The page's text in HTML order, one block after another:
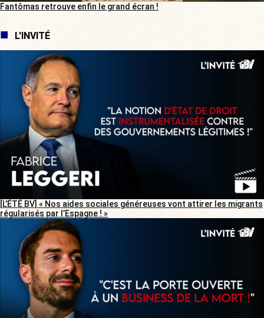
Fantômas retrouve enfin le grand écran !
L'INVITÉ
[L’ÉTÉ BV] « Nos aides sociales généreuses vont attirer les migrants
régularisés par l’Espagne ! »